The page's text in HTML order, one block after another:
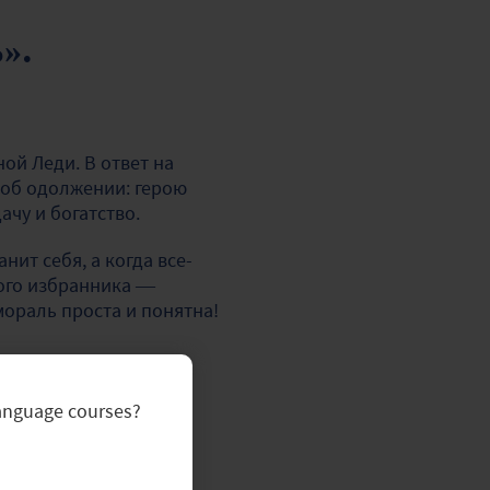
courses?
Леди. В ответ на
об одолжении: герою
и богатство.
себя, а когда все-
избранника —
проста и понятна!